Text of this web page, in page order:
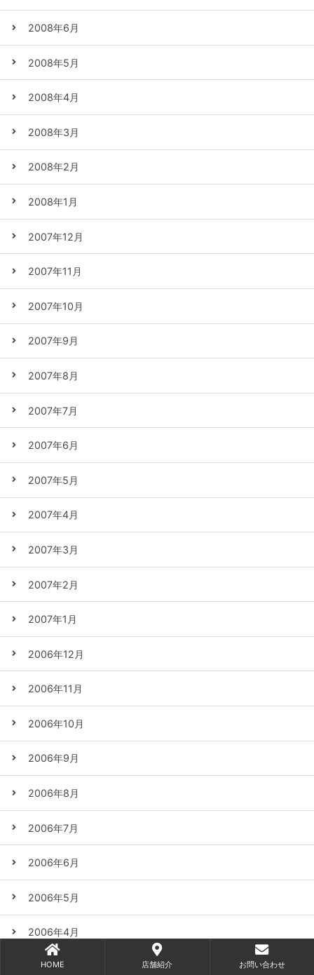
2008年6月
2008年5月
2008年4月
2008年3月
2008年2月
2008年1月
2007年12月
2007年11月
2007年10月
2007年9月
2007年8月
2007年7月
2007年6月
2007年5月
2007年4月
2007年3月
2007年2月
2007年1月
2006年12月
2006年11月
2006年10月
2006年9月
2006年8月
2006年7月
2006年6月
2006年5月
2006年4月
2006年3月
HOME 店舗紹介 お問い合わせ